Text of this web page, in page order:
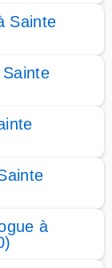
Sainte
à